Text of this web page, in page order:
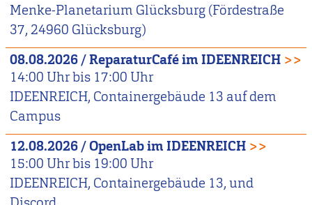
Menke-Planetarium Glücksburg (Fördestraße
37, 24960 Glücksburg)
08.08.2026/ReparaturCafé im IDEENREICH >>
14:00 Uhr bis 17:00 Uhr
IDEENREICH, Containergebäude 13 auf dem
Campus
12.08.2026/OpenLab im IDEENREICH >>
15:00 Uhr bis 19:00 Uhr
IDEENREICH, Containergebäude 13, und